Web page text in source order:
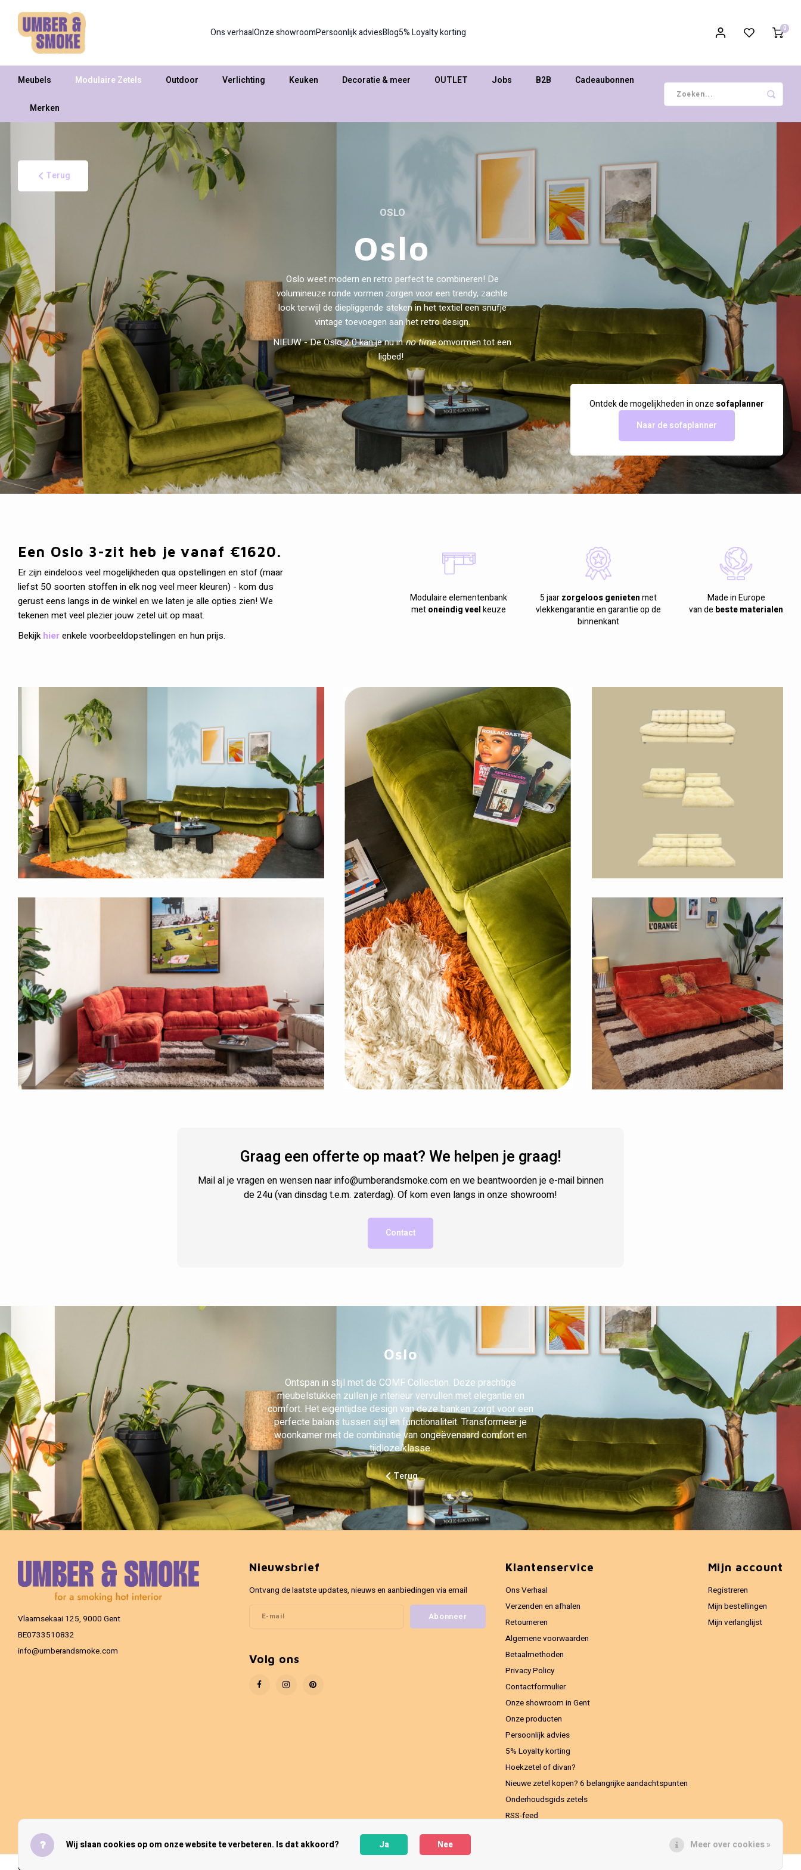
Ons verhaalOnze showroomPersoonlijk adviesBlog5% Loyalty korting 0
Meubels Modulaire Zetels Outdoor Verlichting Keuken Decoratie & meer OUTLET Jobs B2B Cadeaubonnen
Merken
Terug
OSLO
Oslo
Oslo weet modern en retro perfect te combineren! De
volumineuze ronde vormen zorgen voor een trendy, zachte
look terwijl de diepliggende steken in het textiel een snufje
vintage toevoegen aan het retro design.
NIEUW - De Oslo 2.0 kan je nu inno timeomvormen tot een
ligbed!
Ontdek de mogelijkheden in onze sofaplanner
Naar de sofaplanner
Een Oslo 3-zit heb je vanaf €1620.
Er zijn eindeloos veel mogelijkheden qua opstellingen en stof (maar
liefst 50 soorten stoffen in elk nog veel meer kleuren) - kom dus
gerust eens langs in de winkel en we laten je alle opties zien! We
tekenen met veel plezier jouw zetel uit op maat.
Bekijkhierenkele voorbeeldopstellingen en hun prijs.
Modulaire elementenbank
metoneindig veelkeuze
5 jaarzorgeloos genietenmet
vlekkengarantie en garantie op de
binnenkant
Made in Europe
van de beste materialen
Graag een offerte op maat? We helpen je graag!
Mail al je vragen en wensen naarinfo@umberandsmoke.comen we beantwoorden je e-mail binnen
de 24u (van dinsdag t.e.m. zaterdag). Of kom even langs in onze showroom!
Contact
Oslo
Ontspan in stijl met de COMF Collection. Deze prachtige
meubelstukken zullen je interieur vervullen met elegantie en
comfort. Het eigentijdse design van deze banken zorgt voor een
perfecte balans tussen stijl en functionaliteit. Transformeer je
woonkamer met de combinatie van ongeëvenaard comfort en
tijdloze klasse.
Terug
Vlaamsekaai 125, 9000 Gent
BE0733510832
info@umberandsmoke.com
Nieuwsbrief
Ontvang de laatste updates, nieuws en aanbiedingen via email
Abonneer
Volg ons
Klantenservice
Ons Verhaal
Verzenden en afhalen
Retourneren
Algemene voorwaarden
Betaalmethoden
Privacy Policy
Contactformulier
Onze showroom in Gent
Onze producten
Persoonlijk advies
5% Loyalty korting
Hoekzetel of divan?
Nieuwe zetel kopen? 6 belangrijke aandachtspunten
Onderhoudsgids zetels
RSS-feed
Mijn account
Registreren
Mijn bestellingen
Mijn verlanglijst
Wij slaan cookies op om onze website te verbeteren. Is dat akkoord? Ja Nee Meer over cookies »